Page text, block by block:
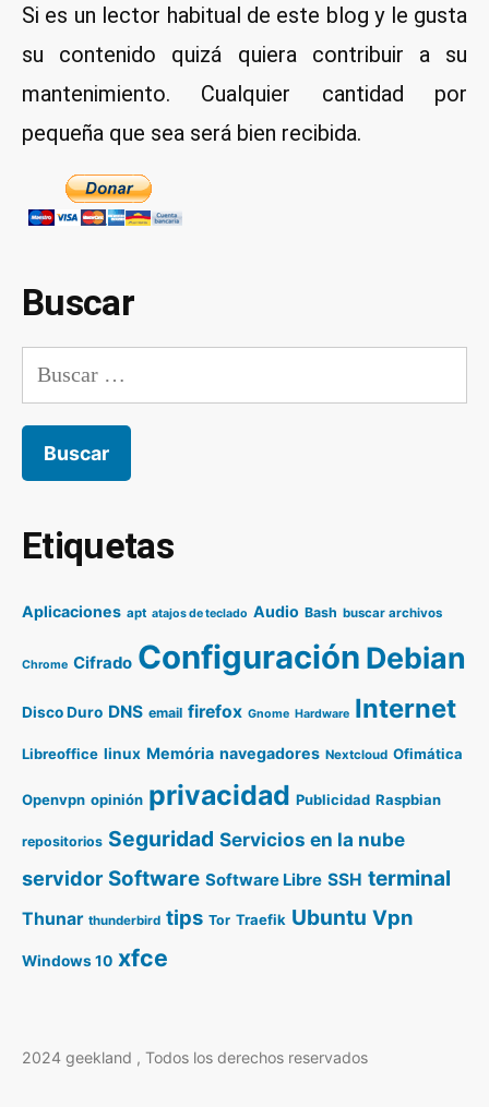
terminal
Si es un lector habitual de este blog y le gusta
su contenido quizá quiera contribuir a su
mantenimiento. Cualquier cantidad por
pequeña que sea será bien recibida.
Buscar
Buscar:
Etiquetas
Aplicaciones apt atajos de teclado Audio Bash buscar archivos
Chrome Cifrado Configuración Debian
Disco Duro DNS email firefox Gnome Hardware Internet
Libreoffice linux Memória navegadores Nextcloud Ofimática
Openvpn opinión privacidad Publicidad Raspbian
repositorios Seguridad Servicios en la nube
servidor Software Software Libre SSH terminal
Thunar thunderbird tips Tor Traefik Ubuntu Vpn
Windows 10 xfce
,